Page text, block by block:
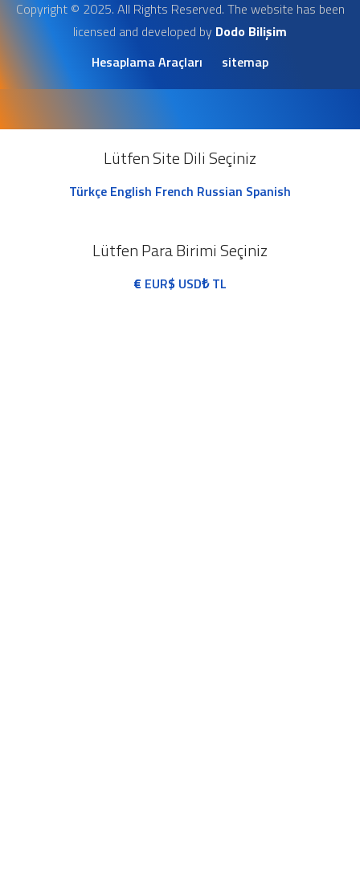
Copyright © 2025. All Rights Reserved. The website has been
licensed and developed by Dodo Bilişim
Hesaplama Araçları
sitemap
Lütfen Site Dili Seçiniz
Türkçe English French Russian Spanish
Lütfen Para Birimi Seçiniz
€ EUR$ USD₺TL